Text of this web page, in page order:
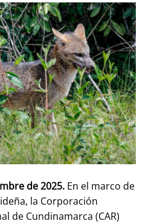
de 2025. En el marco de
la Corporación
de Cundinamarca (CAR)